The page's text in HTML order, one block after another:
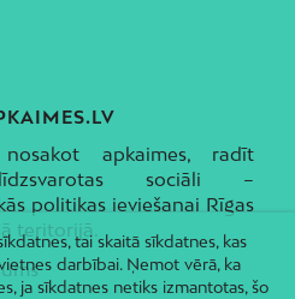
apkaimes, radīt
līdzsvarotas sociāli –
politikas ieviešanai Rīgas
teritorijā.
tai skaitā sīkdatnes, kas
darbībai. Ņemot vērā, ka
ja sīkdatnes netiks izmantotas, šo